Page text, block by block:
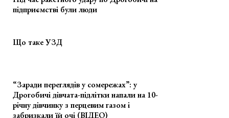
підприємстві були люди
Що таке УЗД
“Заради переглядів у сомережах”: у
Дрогобичі дівчата-підлітки напали на 10-
річну дівчинку з перцевим газом і
забризкали їй очі (ВІДЕО)